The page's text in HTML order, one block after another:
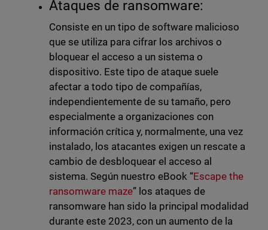
Ataques de ransomware:
Consiste en un tipo de software malicioso
que se utiliza para cifrar los archivos o
bloquear el acceso a un sistema o
dispositivo. Este tipo de ataque suele
afectar a todo tipo de compañías,
independientemente de su tamaño, pero
especialmente a organizaciones con
información crítica y, normalmente, una vez
instalado, los atacantes exigen un rescate a
cambio de desbloquear el acceso al
sistema. Según nuestro eBook “Escape the
ransomware maze” los ataques de
ransomware han sido la principal modalidad
durante este 2023, con un aumento de la